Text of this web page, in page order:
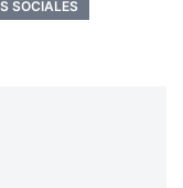
SOCIALES